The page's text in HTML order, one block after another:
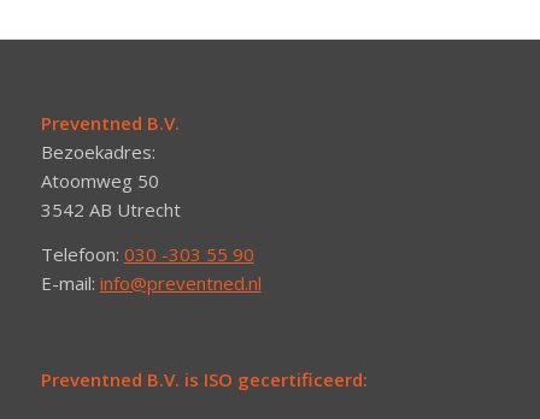
Preventned B.V.
Bezoekadres:
Atoomweg 50
3542 AB Utrecht
Telefoon: 030 -303 55 90
E-mail: info@preventned.nl
Preventned B.V. is ISO gecertificeerd: